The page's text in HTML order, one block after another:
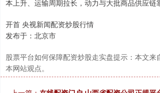
本上升、运输周期拉长，动力与大批商品供应链
开首 央视新闻配资炒股行情
发布于：北京市
股票平台如何保障配资炒股走实盘提示：本文来
本网站观点。